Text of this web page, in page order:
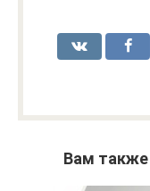
Вам